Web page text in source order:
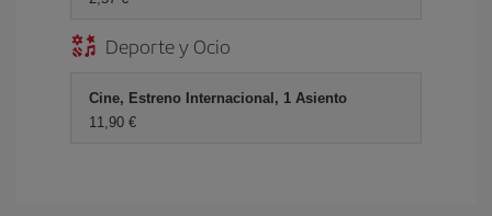
Deporte y Ocio
Cine, Estreno Internacional, 1 Asiento
11,90 €